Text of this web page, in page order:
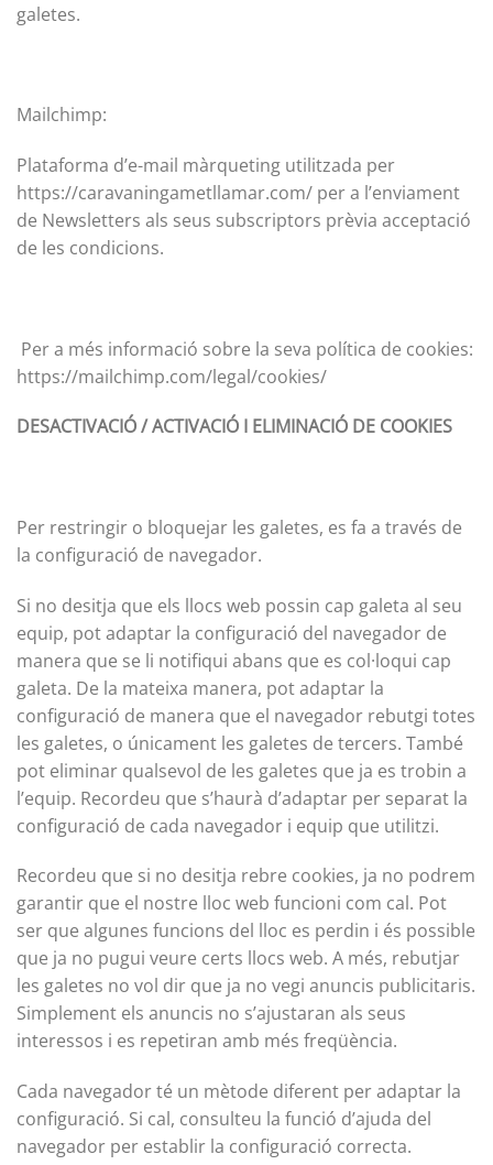
galetes.
Mailchimp:
Plataforma d’e-mail màrqueting utilitzada per
https://caravaningametllamar.com/ per a l’enviament
de Newsletters als seus subscriptors prèvia acceptació
de les condicions.
Per a més informació sobre la seva política de cookies:
https://mailchimp.com/legal/cookies/
DESACTIVACIÓ / ACTIVACIÓ I ELIMINACIÓ DE COOKIES
Per restringir o bloquejar les galetes, es fa a través de
la configuració de navegador.
Si no desitja que els llocs web possin cap galeta al seu
equip, pot adaptar la configuració del navegador de
manera que se li notifiqui abans que es col·loqui cap
galeta. De la mateixa manera, pot adaptar la
configuració de manera que el navegador rebutgi totes
les galetes, o únicament les galetes de tercers. També
pot eliminar qualsevol de les galetes que ja es trobin a
l’equip. Recordeu que s’haurà d’adaptar per separat la
configuració de cada navegador i equip que utilitzi.
Recordeu que si no desitja rebre cookies, ja no podrem
garantir que el nostre lloc web funcioni com cal. Pot
ser que algunes funcions del lloc es perdin i és possible
que ja no pugui veure certs llocs web. A més, rebutjar
les galetes no vol dir que ja no vegi anuncis publicitaris.
Simplement els anuncis no s’ajustaran als seus
interessos i es repetiran amb més freqüència.
Cada navegador té un mètode diferent per adaptar la
configuració. Si cal, consulteu la funció d’ajuda del
navegador per establir la configuració correcta.